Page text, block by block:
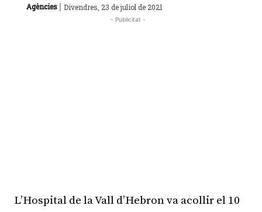
Agències | Divendres, 23 de juliol de 2021
- Publicitat -
L’Hospital de la Vall d’Hebron va acollir el 10